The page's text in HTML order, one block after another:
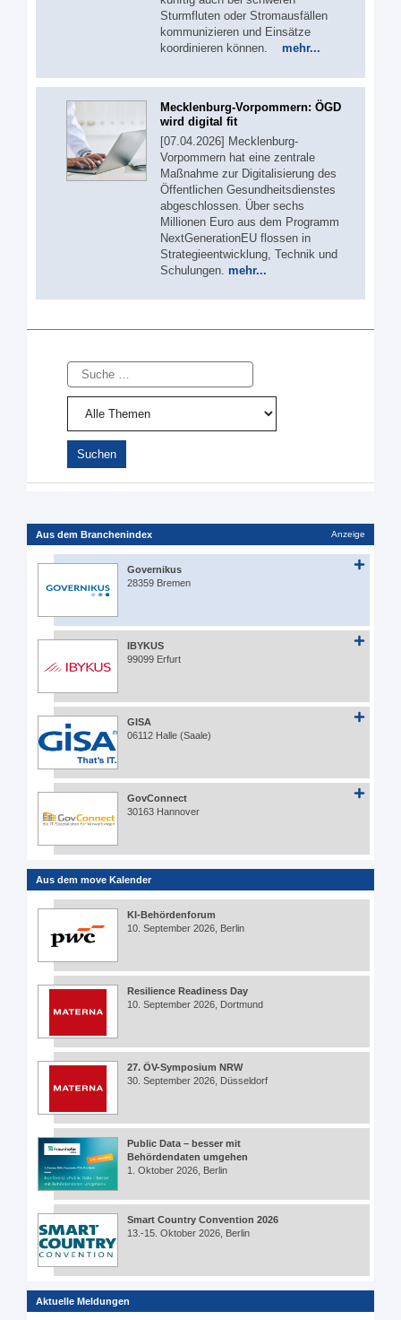
Sturmfluten oder Stromausfällen
kommunizieren und Einsätze
koordinieren können. mehr...
Mecklenburg-Vorpommern: ÖGD
wird digital fit
[07.04.2026] Mecklenburg-
Vorpommern hat eine zentrale
Maßnahme zur Digitalisierung des
Öffentlichen Gesundheitsdienstes
abgeschlossen. Über sechs
Millionen Euro aus dem Programm
NextGenerationEU flossen in
Strategieentwicklung, Technik und
Schulungen. mehr...
Suche
Aus dem Branchenindex Anzeige
Governikus
28359 Bremen
IBYKUS
99099 Erfurt
GISA
06112 Halle (Saale)
GovConnect
30163 Hannover
Aus dem move Kalender
KI-Behördenforum
10. September 2026, Berlin
Resilience Readiness Day
10. September 2026, Dortmund
27. ÖV-Symposium NRW
30. September 2026, Düsseldorf
Public Data – besser mit
Behördendaten umgehen
1. Oktober 2026, Berlin
Smart Country Convention 2026
13.-15. Oktober 2026, Berlin
Aktuelle Meldungen